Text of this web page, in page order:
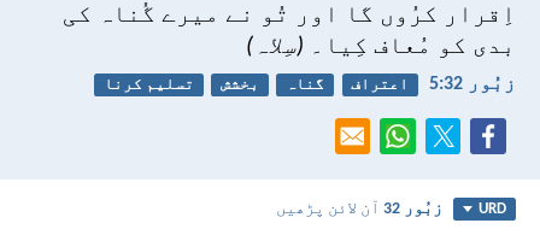
اِقرار کرُوں گا
اور تُو نے میرے گُناہ کی
بدی کو مُعاف کِیا۔ (سِلاہ)
زبُور 32:‏5 اعتراف گناہ بخشش تسلیم کرنا
URD زبُور 32 آن لائن پڑھیں